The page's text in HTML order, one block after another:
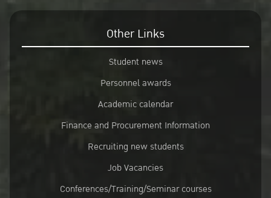
Other Links
Student news
Personnel awards
Academic calendar
Finance and Procurement Information
Recruiting new students
Job Vacancies
Conferences/Training/Seminar courses